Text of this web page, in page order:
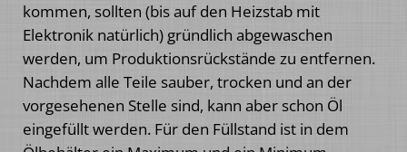
kommen, sollten (bis auf den Heizstab mit
Elektronik natürlich) gründlich abgewaschen
werden, um Produktionsrückstände zu entfernen.
Nachdem alle Teile sauber, trocken und an der
vorgesehenen Stelle sind, kann aber schon Öl
eingefüllt werden. Für den Füllstand ist in dem